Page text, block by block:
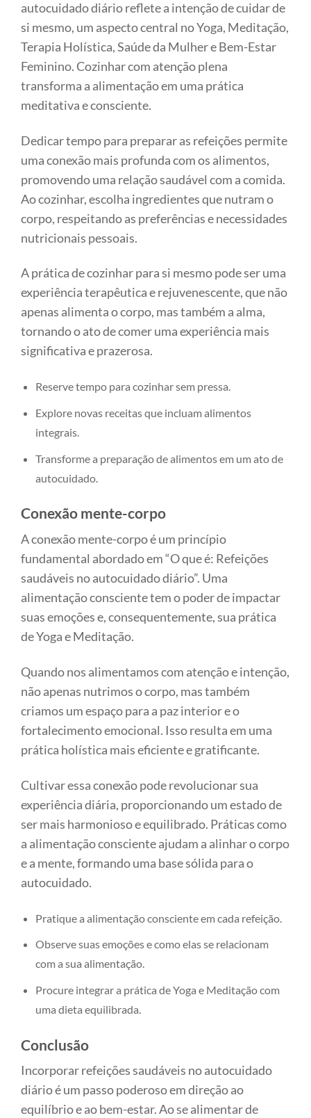
autocuidado diário reflete a intenção de cuidar de
si mesmo, um aspecto central no Yoga, Meditação,
Terapia Holística, Saúde da Mulher e Bem-Estar
Feminino. Cozinhar com atenção plena
transforma a alimentação em uma prática
meditativa e consciente.
Dedicar tempo para preparar as refeições permite
uma conexão mais profunda com os alimentos,
promovendo uma relação saudável com a comida.
Ao cozinhar, escolha ingredientes que nutram o
corpo, respeitando as preferências e necessidades
nutricionais pessoais.
A prática de cozinhar para si mesmo pode ser uma
experiência terapêutica e rejuvenescente, que não
apenas alimenta o corpo, mas também a alma,
tornando o ato de comer uma experiência mais
significativa e prazerosa.
Reserve tempo para cozinhar sem pressa.
Explore novas receitas que incluam alimentos
integrais.
Transforme a preparação de alimentos em um ato de
autocuidado.
Conexão mente-corpo
A conexão mente-corpo é um princípio
fundamental abordado em “O que é: Refeições
saudáveis no autocuidado diário”. Uma
alimentação consciente tem o poder de impactar
suas emoções e, consequentemente, sua prática
de Yoga e Meditação.
Quando nos alimentamos com atenção e intenção,
não apenas nutrimos o corpo, mas também
criamos um espaço para a paz interior e o
fortalecimento emocional. Isso resulta em uma
prática holística mais eficiente e gratificante.
Cultivar essa conexão pode revolucionar sua
experiência diária, proporcionando um estado de
ser mais harmonioso e equilibrado. Práticas como
a alimentação consciente ajudam a alinhar o corpo
e a mente, formando uma base sólida para o
autocuidado.
Pratique a alimentação consciente em cada refeição.
Observe suas emoções e como elas se relacionam
com a sua alimentação.
Procure integrar a prática de Yoga e Meditação com
uma dieta equilibrada.
Conclusão
Incorporar refeições saudáveis no autocuidado
diário é um passo poderoso em direção ao
equilíbrio e ao bem-estar. Ao se alimentar de